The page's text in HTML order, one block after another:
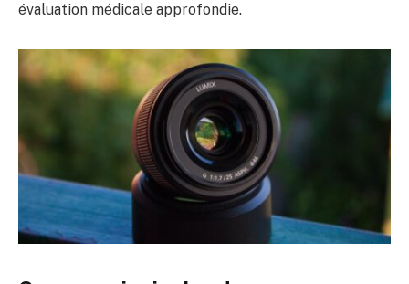
évaluation médicale approfondie.